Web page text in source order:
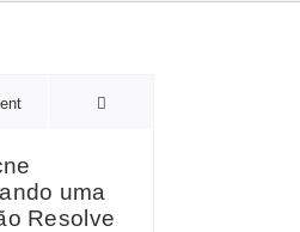
Comments
uma
Resolve